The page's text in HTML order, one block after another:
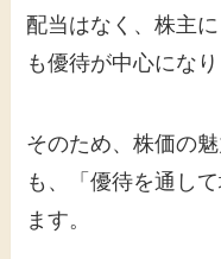
配当はなく、株主
も優待が中心になり
そのため、株価の
も、「優待を通し
ます。